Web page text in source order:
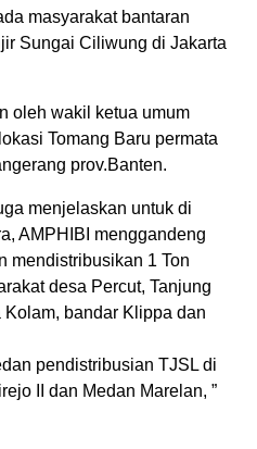
masyarakat bantaran
Sungai Ciliwung di Jakarta
oleh wakil ketua umum
Tomang Baru permata
prov.Banten.
menjelaskan untuk di
AMPHIBI menggandeng
mendistribusikan 1 Ton
desa Percut, Tanjung
bandar Klippa dan
pendistribusian TJSL di
II dan Medan Marelan, ”